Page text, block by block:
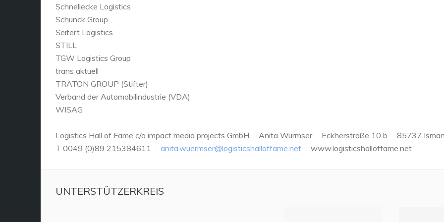
Schnellecke Logistics
Schunck Group
Seifert Logistics
STILL
TGW Logistics Group
trans aktuell
TRATON GROUP (Stifter)
Verband der Automobilindustrie (VDA)
WISAG
Logistics Hall of Fame c/o impact media projects GmbH . Anita Würmser . Eckherstraße 10 b . 85737
T 0049 (0)89 215384611 . anita.wuermser@logisticshalloffame.net . www.logisticshalloffame.net
UNTERSTÜTZERKREIS